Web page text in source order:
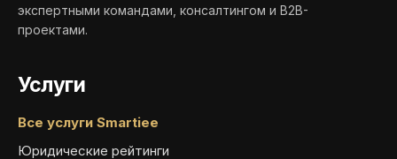
экспертными командами, консалтингом и B2B-
проектами.
Услуги
Все услуги Smartiee
Юридические рейтинги